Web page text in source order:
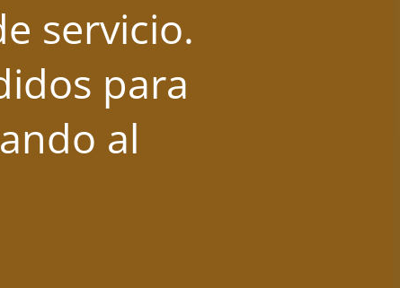
servicio.
para
al